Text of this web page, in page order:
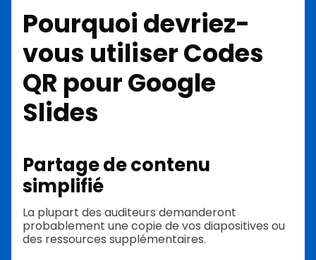
Pourquoi devriez-
vous utiliserCodes
QR pour Google
Slides
Partage de contenu
simplifié
La plupart des auditeurs demanderont
probablement une copie de vos diapositives ou
des ressources supplémentaires.